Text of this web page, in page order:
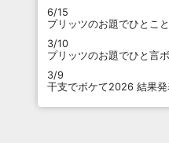
6/15
プリッツのお題でひとこ
3/10
プリッツのお題でひと言
3/9
干支でボケて2026 結果